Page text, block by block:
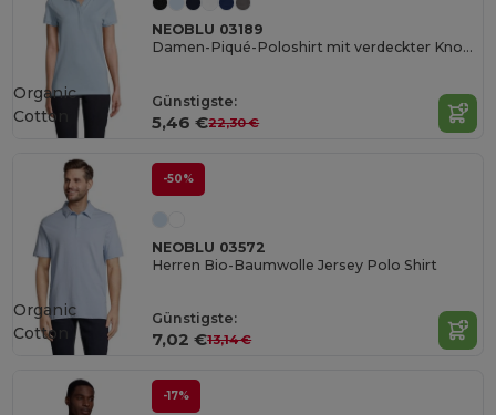
NEOBLU 03189
Damen-Piqué-Poloshirt mit verdeckter Knopfleiste Owen Damen
Günstigste:
5,46 €22,30 €
Organic
Cotton
-50%
NEOBLU 03572
Herren Bio-Baumwolle Jersey Polo Shirt
Günstigste:
7,02 €13,14 €
Organic
Cotton
-17%